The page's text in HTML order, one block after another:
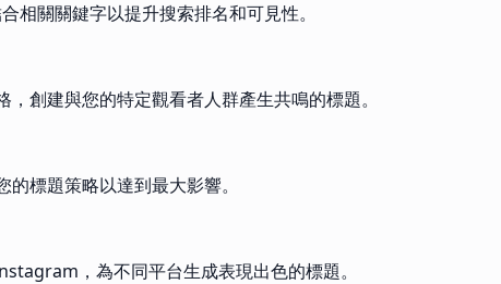
相關關鍵字以提升搜索排名和可見性。
創建與您的特定觀看者人群產生共鳴的標題。
標題策略以達到最大影響。
，為不同平台生成表現出色的標題。